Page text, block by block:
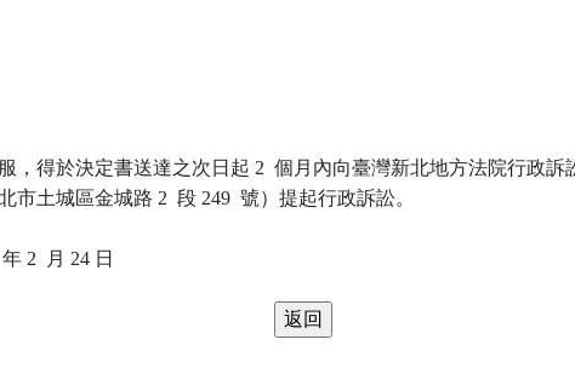
，得於決定書送達之次日起 2  個月內向臺灣新北地方法院行政訴
市土城區金城路 2  段 249  號）提起行政訴訟。